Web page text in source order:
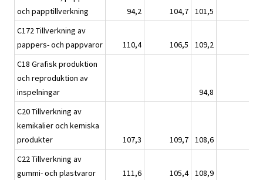
och papptillverkning
94,2 104,7
101,5
C172 Tillverkning av
pappers- och pappvaror
110,4 106,5
109,2
C18 Grafisk produktion
och reproduktion av
inspelningar
94,8
C20 Tillverkning av
kemikalier och kemiska
produkter
107,3 109,7
108,6
C22 Tillverkning av
gummi- och plastvaror
111,6 105,4
108,9